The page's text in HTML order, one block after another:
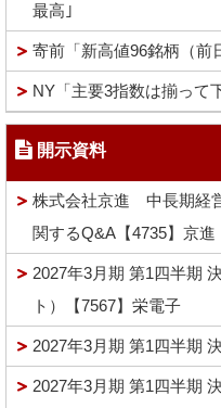
最高｣
寄前「新高値96銘柄（前
NY「主要3指数は揃って
開示資料
株式会社京進 中長期経
関するQ&A【4735】京進
2027年3月期 第1四半期
ト）【7567】栄電子
2027年3月期 第1四半期
2027年3月期 第1四半期